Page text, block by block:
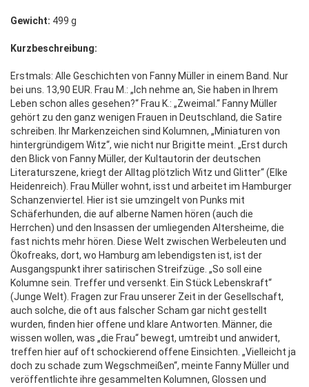
Gewicht: 499 g
Kurzbeschreibung:
Erstmals: Alle Geschichten von Fanny Müller in einem Band. Nur
bei uns. 13,90 EUR. Frau M.: „Ich nehme an, Sie haben in Ihrem
Leben schon alles gesehen?“ Frau K.: „Zweimal.“ Fanny Müller
gehört zu den ganz wenigen Frauen in Deutschland, die Satire
schreiben. Ihr Markenzeichen sind Kolumnen, „Miniaturen von
hintergründigem Witz“, wie nicht nur Brigitte meint. „Erst durch
den Blick von Fanny Müller, der Kultautorin der deutschen
Literaturszene, kriegt der Alltag plötzlich Witz und Glitter“ (Elke
Heidenreich). Frau Müller wohnt, isst und arbeitet im Hamburger
Schanzenviertel. Hier ist sie umzingelt von Punks mit
Schäferhunden, die auf alberne Namen hören (auch die
Herrchen) und den Insassen der umliegenden Altersheime, die
fast nichts mehr hören. Diese Welt zwischen Werbeleuten und
Ökofreaks, dort, wo Hamburg am lebendigsten ist, ist der
Ausgangspunkt ihrer satirischen Streifzüge. „So soll eine
Kolumne sein. Treffer und versenkt. Ein Stück Lebenskraft“
(Junge Welt). Fragen zur Frau unserer Zeit in der Gesellschaft,
auch solche, die oft aus falscher Scham gar nicht gestellt
wurden, finden hier offene und klare Antworten. Männer, die
wissen wollen, was „die Frau“ bewegt, umtreibt und anwidert,
treffen hier auf oft schockierend offene Einsichten. „Vielleicht ja
doch zu schade zum Wegschmeißen“, meinte Fanny Müller und
veröffentlichte ihre gesammelten Kolumnen, Glossen und